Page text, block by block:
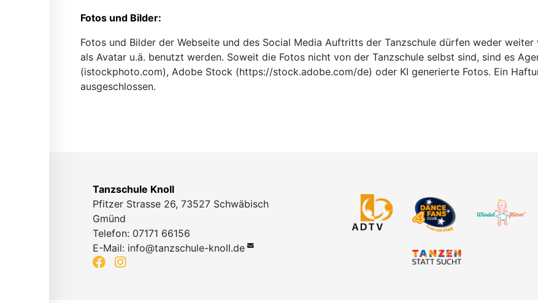
Fotos und Bilder:
Fotos und Bilder der Webseite und des Social Media Auftritts der Tanzschule dürfen weder
als Avatar u.ä. benutzt werden. Soweit die Fotos nicht von der Tanzschule selbst sind, sind es
(istockphoto.com), Adobe Stock (https://stock.adobe.com/de) oder KI generierte Fotos. Ein
ausgeschlossen.
Tanzschule Knoll
Pfitzer Strasse 26, 73527 Schwäbisch
Gmünd
Telefon: 07171 66156
E-Mail: info@tanzschule-knoll.de